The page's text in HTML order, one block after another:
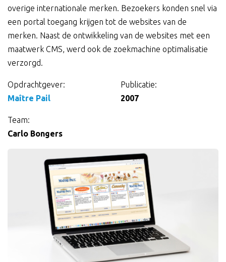
overige internationale merken. Bezoekers konden snel via
een portal toegang krijgen tot de websites van de
merken. Naast de ontwikkeling van de websites met een
maatwerk CMS, werd ook de zoekmachine optimalisatie
verzorgd.
Gegevens
over
opdracht
Opdrachtgever:
Maître Pail
Publicatie:
2007
Team:
Carlo Bongers